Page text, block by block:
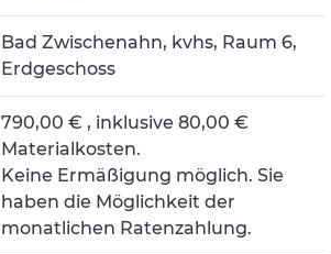
Bad Zwischenahn, kvhs, Raum 6,
Erdgeschoss
790,00 € , inklusive 80,00 €
Materialkosten.
Keine Ermäßigung möglich. Sie
haben die Möglichkeit der
monatlichen Ratenzahlung.